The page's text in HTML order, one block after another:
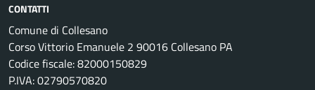
CONTATTI
Comune di Collesano
Corso Vittorio Emanuele 2 90016 Collesano PA
Codice fiscale: 82000150829
P.IVA: 02790570820